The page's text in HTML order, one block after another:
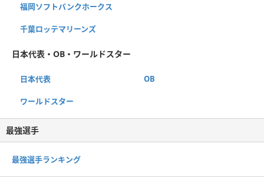
福岡ソフトバンクホークス
千葉ロッテマリーンズ
日本代表・OB・ワールドスター
日本代表 OB
ワールドスター
最強選手
最強選手ランキング